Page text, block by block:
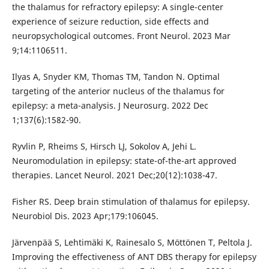
the thalamus for refractory epilepsy: A single-center
experience of seizure reduction, side effects and
neuropsychological outcomes. Front Neurol. 2023 Mar
9;14:1106511.
Ilyas A, Snyder KM, Thomas TM, Tandon N. Optimal
targeting of the anterior nucleus of the thalamus for
epilepsy: a meta-analysis. J Neurosurg. 2022 Dec
1;137(6):1582-90.
Ryvlin P, Rheims S, Hirsch LJ, Sokolov A, Jehi L.
Neuromodulation in epilepsy: state-of-the-art approved
therapies. Lancet Neurol. 2021 Dec;20(12):1038-47.
Fisher RS. Deep brain stimulation of thalamus for epilepsy.
Neurobiol Dis. 2023 Apr;179:106045.
Järvenpää S, Lehtimäki K, Rainesalo S, Möttönen T, Peltola J.
Improving the effectiveness of ANT DBS therapy for epilepsy